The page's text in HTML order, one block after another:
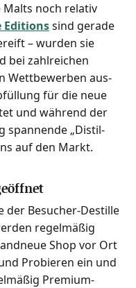
Malts noch rela­tiv
Edi­ti­onssind gera­de
– wur­den sie
bei zahl­rei­chen
Wett­be­wer­ben aus­
für die neue
und wäh­rend der
span­nen­de „Distil­
auf den Markt.
der Besu­cher-Destil­le
regel­mä­ßig
Shop vor Ort
Pro­bie­ren ein und
Pre­mi­um-